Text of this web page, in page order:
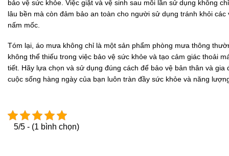
bảo vệ sức khỏe. Việc giặt và vệ sinh sau mỗi lần sử dụng không
lâu bền mà còn đảm bảo an toàn cho người sử dụng tránh khỏi các
nấm mốc.
Tóm lại, áo mưa không chỉ là một sản phẩm phòng mưa thông
không thể thiếu trong việc bảo vệ sức khỏe và tạo cảm giác thoải
tiết. Hãy lựa chọn và sử dụng đúng cách để bảo vệ bản thân và gia
cuộc sống hàng ngày của bạn luôn tràn đầy sức khỏe và năng
5/5 - (1 bình chọn)